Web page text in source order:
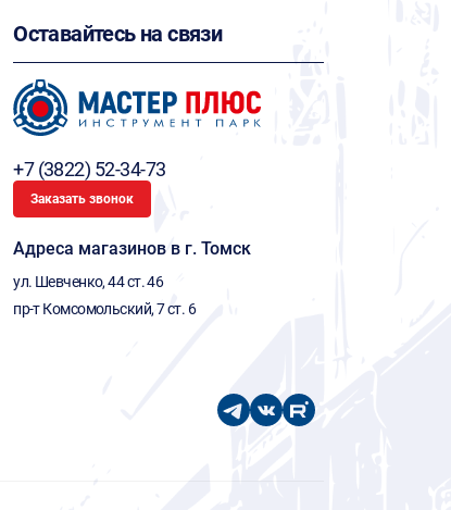
Оставайтесь на связи
+7 (3822) 52-34-73
Заказать звонок
Адреса магазинов в г. Томск
ул. Шевченко, 44 ст. 46
пр-т Комсомольский, 7 ст. 6